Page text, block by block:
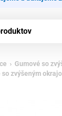
› Gumové so
zvýšeným